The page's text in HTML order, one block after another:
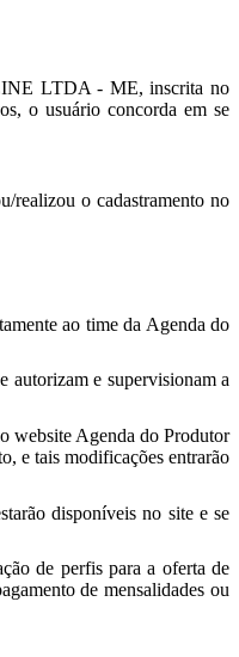
LTDA - ME, inscrita no
o usuário concorda em se
o cadastramento no
ao time da Agenda do
autorizam e supervisionam a
website Agenda do Produtor
e tais modificações entrarão
disponíveis no site e se
de perfis para a oferta de
de mensalidades ou